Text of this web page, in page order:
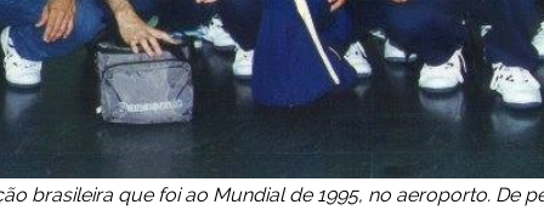
brasileira que foi ao Mundial de 1995, no aeroporto. De